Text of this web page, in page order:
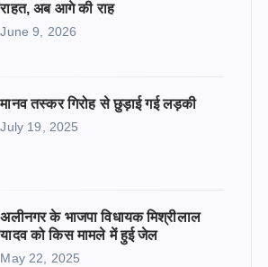
राहत, अब आगे की राह
June 9, 2026
मानव तस्कर गिरोह से छुड़ाई गई लड़की
July 19, 2025
अलीनगर के भाजपा विधायक मिश्रीलाल
यादव को किस मामले में हुई जेल
May 22, 2025